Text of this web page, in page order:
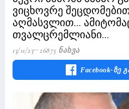
ვიცხოვრე
აღმასვლით...
თვალცრემლიანი...
13/11/23 26873 Ნახვა
Facebook-Ზე